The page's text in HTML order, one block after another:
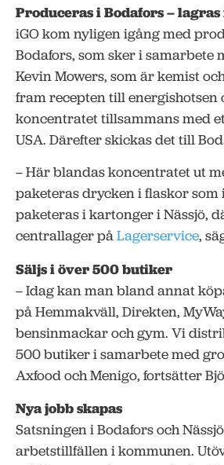
Produceras i Bodafors – lagras
iGO kom nyligen igång med
Bodafors, som sker i samarbete
Kevin Mowers, som är kemist
fram recepten till
koncentratet tillsammans med
USA. Därefter skickas det till
– Här blandas koncentratet ut
paketeras drycken i flaskor som
paketeras i kartonger i Nässjö,
centrallager påLagerservice,
Säljs i över 500 butiker
– Idag kan man bland annat
på Hemmakväll, Direkten,
bensinmackar och gym. Vi
500 butiker i samarbete med
Axfood och Menigo, fortsätter
Nya jobb skapas
Satsningen i Bodafors och
arbetstillfällen i kommunen.